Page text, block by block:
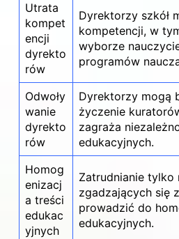
Utrata
kompet
encji
dyrekto
rów
Dyrektorzy szkół
kompetencji, w
wyborze
programów
Odwoły
wanie
dyrekto
rów
Dyrektorzy mogą
życzenie
zagraża
edukacyjnych.
Homog
enizacj
a treści
edukac
yjnych
Zatrudnianie tylko
zgadzających się
prowadzić do
edukacyjnych.